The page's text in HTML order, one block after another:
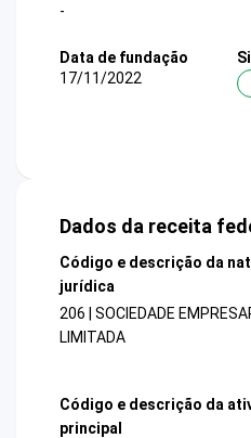
-
Data de fundação
17/11/2022
Dados da receita
Código e descrição da
jurídica
206 | SOCIEDADE
LIMITADA
Código e descrição da
principal